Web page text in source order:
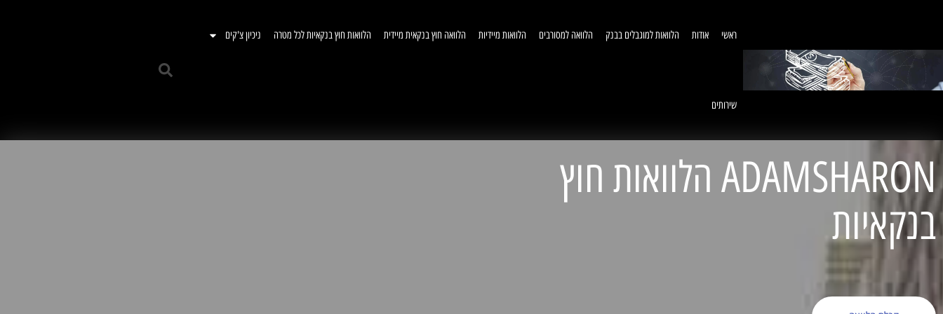
ראשי אודות הלוואות למוגבלים בבנק הלוואה למסורבים הלוואות מיידיות הלוואה חוץ בנקאית מיידית הלוואות חוץ בנקאיות לכל מטרה ניכיון צ'קים
שירותים
ADAMSHARON הלוואות חוץ
בנקאיות